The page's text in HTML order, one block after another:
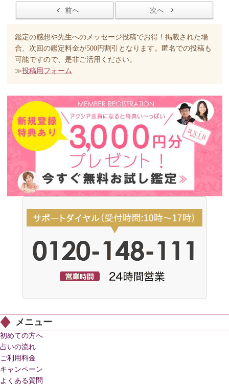
前へ 次へ
鑑定の感想や先生へのメッセージ投稿でお得！掲載された場
合、次回の鑑定料金が500円割引となります。匿名での投稿も
可能ですので、是非ご活用ください。
≫投稿用フォーム
メニュー
初めての方へ
占いの流れ
ご利用料金
キャンペーン
よくある質問